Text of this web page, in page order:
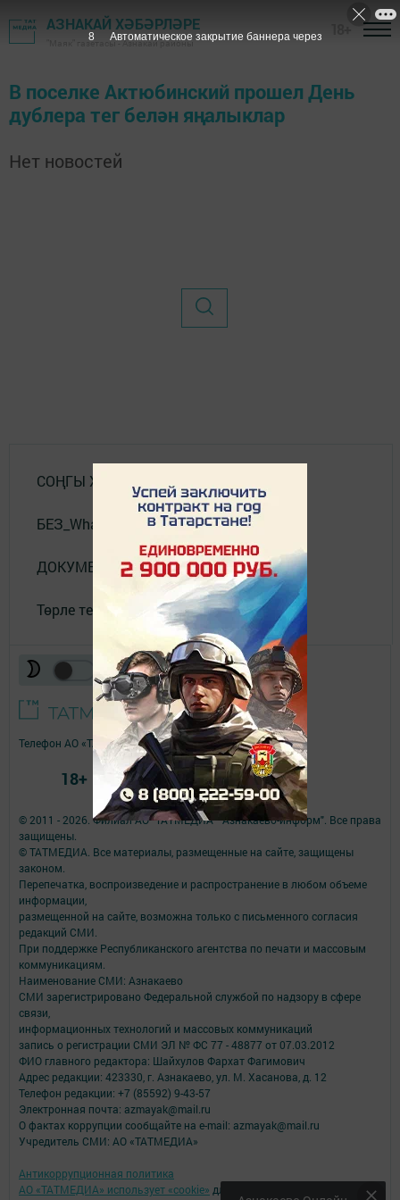
АЗНАКАЙ ХӘБӘРЛӘРЕ
"Маяк" газетасы - Азнакай районы
В поселке Актюбинский прошел День
дублера тег белән яңалыклар
Нет новостей
СОҢГЫ ХӘБӘРЛӘР
БЕЗ_WhatsApp_та
ДОКУМЕНТЛАР
Төрле темалар
© 2011 - 2026. Филиал АО "ТАТМЕДИА" "Азнакаево-информ". Все права
защищены.
© ТАТМЕДИА. Все материалы, размещенные на сайте, защищены
законом.
Перепечатка, воспроизведение и распространение в любом объеме
информации,
размещенной на сайте, возможна только с письменного согласия
редакций СМИ.
При поддержке Республиканского агентства по печати и массовым
коммуникациям.
Наименование СМИ: Азнакаево
СМИ зарегистрировано Федеральной службой по надзору в сфере
связи,
информационных технологий и массовых коммуникаций
запись о регистрации СМИ ЭЛ № ФС 77 - 48877 от 07.03.2012
ФИО главного редактора: Шайхулов Фархат Фагимович
Адрес редакции: 423330, г. Азнакаево, ул. М. Хасанова, д. 12
Телефон редакции: +7 (85592) 9-43-57
Электронная почта: azmayak@mail.ru
О фактах коррупции сообщайте на e-mail: azmayak@mail.ru
Учредитель СМИ: АО «ТАТМЕДИА»
Антикоррупционная политика
АО «ТАТМЕДИА» использует «cookie» для персонализации сервисов и
Телефон АО «ТАТМЕДИА»:(843) 222 09 84
18+
7 Автоматическое закрытие баннера через